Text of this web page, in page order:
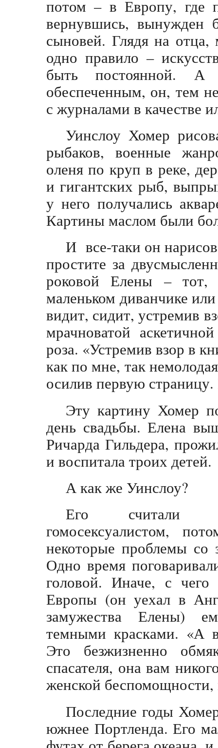
потом – в Европу, где
вернувшись, вынужден
сыновей. Глядя на
одно правило –
быть постоянной.
обеспеченным, он, тем
с журналами в качестве
Уинслоу Хомер
рыбаков, военные
оленя по круп в реке,
и гигантских рыб,
у него получались
Картины маслом были
И все-таки он
простите за
роковой Елены –
маленьком диванчике
видит, сидит, устремив
мрачноватой
роза. «Устремив взор в
как по мне, так
осилив первую
Эту картину Хомер
день свадьбы. Елена
Ричарда Гильдера,
и воспитала троих
А как же Уинслоу?
Его считали
гомосексуалистом,
некоторые проблемы со
Одно время
головой. Иначе, с
Европы (он уехал в
замужества Елены)
темными красками. «А
Это безжизненно
спасателя, она вам
женской
Последние годы
южнее Портленда. Его